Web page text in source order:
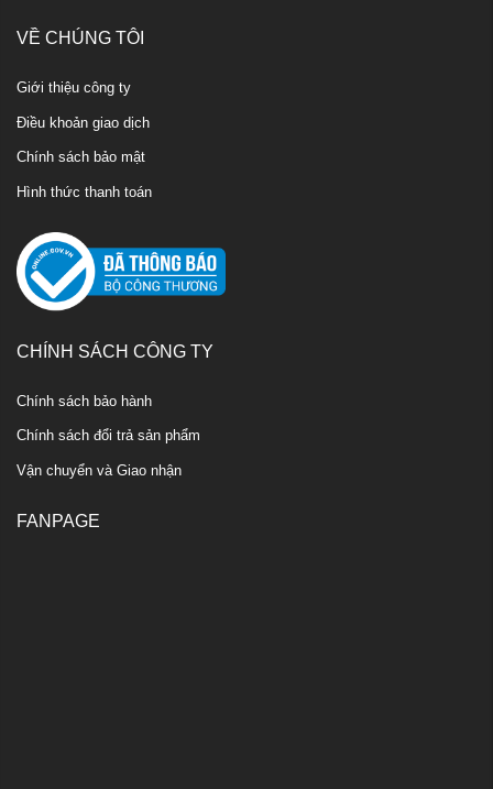
VỀ CHÚNG TÔI
Giới thiệu công ty
Điều khoản giao dịch
Chính sách bảo mật
Hình thức thanh toán
CHÍNH SÁCH CÔNG TY
Chính sách bảo hành
Chính sách đổi trả sản phẩm
Vận chuyển và Giao nhận
FANPAGE